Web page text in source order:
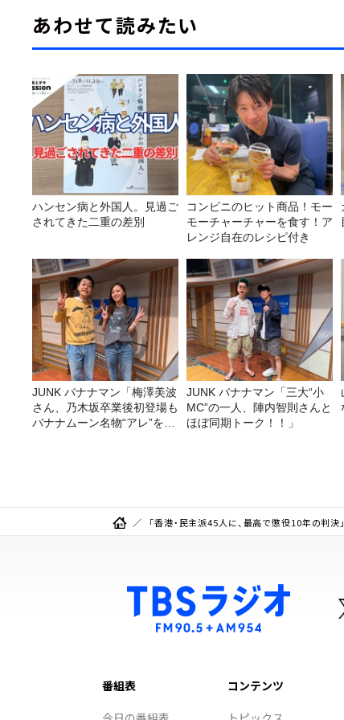
あわせて読みたい
ハンセン病と外国人。見過ご
されてきた二重の差別
コンビニのヒット商品！モー
モーチャーチャーを食す！ア
レンジ自在のレシピ付き
JUNK バナナマン「梅澤美波
さん、乃木坂卒業後初登場も
バナナムーン名物“アレ”を喰
JUNK バナナマン「三大“小
MC”の一人、陣内智則さんと
ほぼ同期トーク！！」
「香港・民主派45人に、最高で懲役10年の判決
番組表
コンテンツ